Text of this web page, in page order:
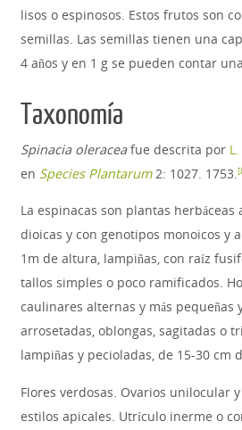
lisos o espinosos. Estos frutos son
semillas. Las semillas tienen una
4 años y en 1 g se pueden contar
Taxonomía
Spinacia oleraceafue descrita por L.
en Species Plantarum2: 1027. 1753.[
La espinacas son plantas herbáceas
dioicas y con genotipos monoicos y
1m de altura, lampiñas, con raíz
tallos simples o poco ramificados.
caulinares alternas y más pequeñas
arrosetadas, oblongas, sagitadas o
lampiñas y pecioladas, de 15-30 cm
Flores verdosas. Ovarios unilocular
estilos apicales. Utrículo inerme o